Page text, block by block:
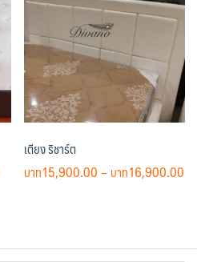
variants.
options
may
be
chosen
on
the
product
9,990.00
เตียง ริชาร์ต
15,900.00– 16,900.00
฿